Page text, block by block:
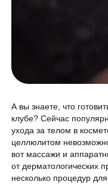
О клинике
Вакансии
Оборудование
Программа
СМИ о нас
Контакты
8 800 775 40
А вы знаете, что
клубе? Сейчас
ухода за телом в
целлюлитом
вот массажи и
от дерматологических
несколько процедур